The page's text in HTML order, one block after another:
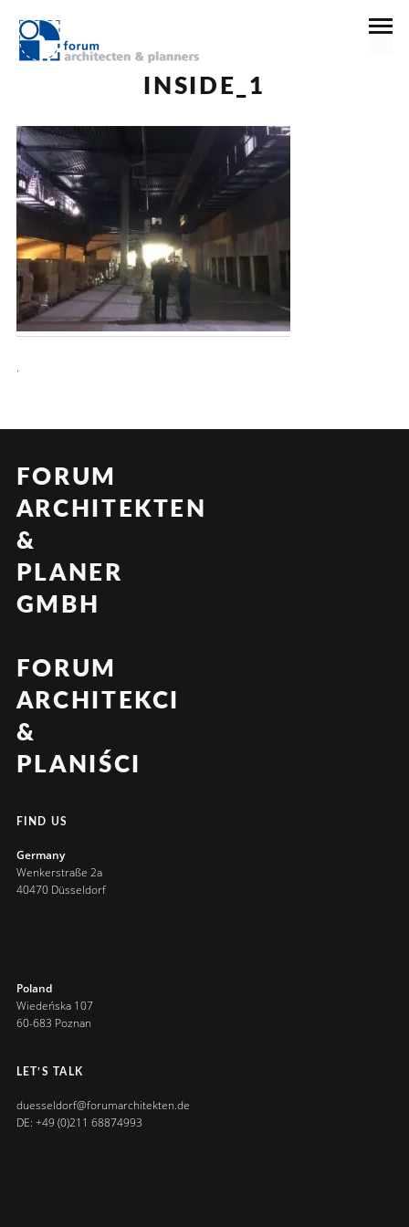
INSIDE_1
.
FORUM
ARCHITEKTEN
&
PLANER
GMBH
FORUM
ARCHITEKCI
&
PLANIŚCI
FIND US
Germany
Wenkerstraße 2a
40470 Düsseldorf
Poland
Wiedeńska 107
60-683 Poznan
LET’S TALK
duesseldorf@forumarchitekten.de
DE: +49 (0)211 68874993